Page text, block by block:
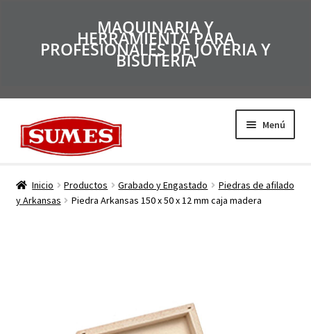
MAQUINARIA Y
HERRAMIENTA PARA
PROFESIONALES DE JOYERIA Y
BISUTERIA
Menú
Productos
Contacto
Inicio Productos Grabado y Engastado
Piedras de afilado
y Arkansas
Piedra Arkansas 150 x 50 x 12 mm caja madera